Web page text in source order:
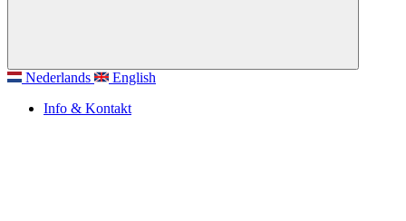
Nederlands
English
Info & Kontakt